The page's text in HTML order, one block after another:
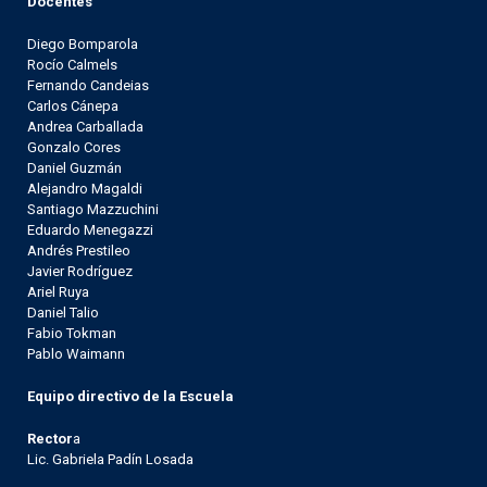
Diego Bomparola
Rocío Calmels
Fernando Candeias
Carlos Cánepa
Andrea Carballada
Gonzalo Cores
Daniel Guzmán
Alejandro Magaldi
Santiago Mazzuchini
Eduardo Menegazzi
Andrés Prestileo
Javier Rodríguez
Ariel Ruya
Daniel Talio
Fabio Tokman
Pablo Waimann
Equipo directivo de la Escuela
Rectora
Lic. Gabriela Padín Losada